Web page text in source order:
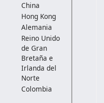
China
Hong Kong
Alemania
Reino Unido
de Gran
Bretaña e
Irlanda del
Norte
Colombia